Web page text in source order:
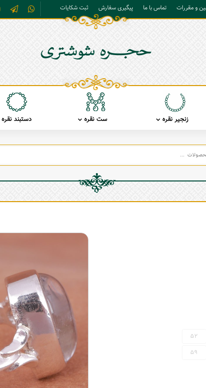
و مقررات تماس با ما پیگیری سفارش ثبت شکایات
زنجیر نقره ست نقره دستبند نقره
52
59